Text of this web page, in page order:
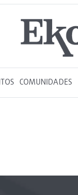
COMUNIDADES